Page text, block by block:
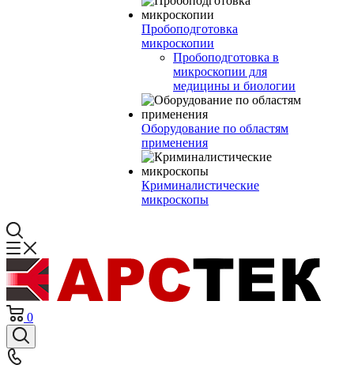
Пробоподготовка
микроскопии
Пробоподготовка в
микроскопии для
медицины и биологии
Оборудование по областям
применения
Криминалистические
микроскопы
0